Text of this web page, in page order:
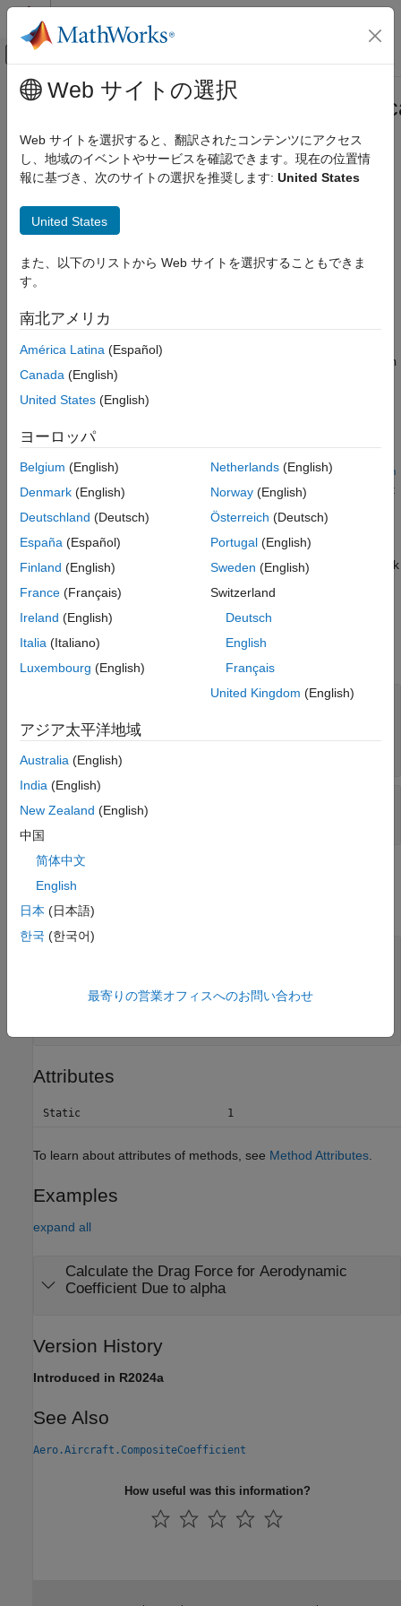
コンテンツへスキップ
オフキャンバス ナビゲーション メ
ドキュメンテーションのホーム
Aerospace Toolbox
Control and Stability Analysis
Fixed-Wing Aircraft Creation with Objects
Aero.Aircraft.CompositeCoefficient.calculate
ON THIS PAGE
Description
Input Arguments
Output Arguments
Attributes
Version History
メインコンテンツ
Class:Aero.Aircraft.CompositeCoefficient
Namespace:Aero
Calculate numeric aerodynamic force or moment of
Aero.Aircraft.CompositeCoefficient
Since R2024a
expand all in page
Syntax
outputForceOrMoment =
Aero.Aircraft.CompositeCoefficient.calculate(inputValue,in
putState)
=
Aero.Aircraft.CompositeCoefficient.calculate(inputValue
in
putState)calculates the aerodynamic numeric force or moment
Aero.Aircraft.CompositeCoefficient
Aero.FixedWing.State
You can use the numeric aerodynamic force or moment to check
Input Arguments
Simulink.LookupTableor
property
scalar
expand all
Aero.FixedWing.Stateobject
Attributes
Static 1
To learn about attributes of methods, see Method Attributes
Examples
expand all
Calculate the Drag Force for Aerodynamic
Coefficient Due to alpha
Version History
Introduced in R2024a
See Also
Aero.Aircraft.CompositeCoefficient
How useful was this information?
Web サイトの選択
Web サイトを選択すると、翻訳されたコンテンツにアクセス
し、地域のイベントやサービスを確認できます。現在の位置情
報に基づき、次のサイトの選択を推奨します: United States
United States
また、以下のリストから Web サイトを選択することもできま
す。
南北アメリカ
América Latina (Español)
Canada (English)
United States (English)
ヨーロッパ
Belgium (English)
Denmark (English)
Deutschland (Deutsch)
España (Español)
Finland (English)
France (Français)
Ireland (English)
Italia (Italiano)
Luxembourg (English)
Netherlands(English)
Norway(English)
Österreich (Deutsch)
Portugal(English)
Sweden (English)
Switzerland
Deutsch
English
Français
United Kingdom (English)
アジア太平洋地域
Australia (English)
India (English)
New Zealand (English)
中国
简体中文
English
日本 (日本語)
한국 (한국어)
最寄りの営業オフィスへのお問い合わせ